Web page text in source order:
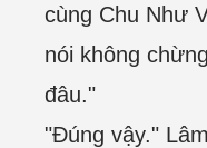
cùng Chu Như
nói không
đâu."
"Đúng vậy."